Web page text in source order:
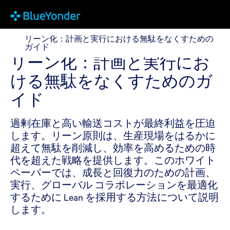
リーン化：計画と実行における無駄をなくすためのガ
リーン化：計画と実行における無駄をなくすための
ガイド
リーン化：計画と実行にお
ける無駄をなくすためのガ
イド
過剰在庫と高い輸送コストが最終利益を圧迫
します。リーン原則は、生産現場をはるかに
超えて無駄を削減し、効率を高めるための時
代を超えた戦略を提供します。このホワイト
ペーパーでは、成長と回復力のための計画、
実行、グローバル コラボレーションを最適化
するために Lean を採用する方法について説明
します。